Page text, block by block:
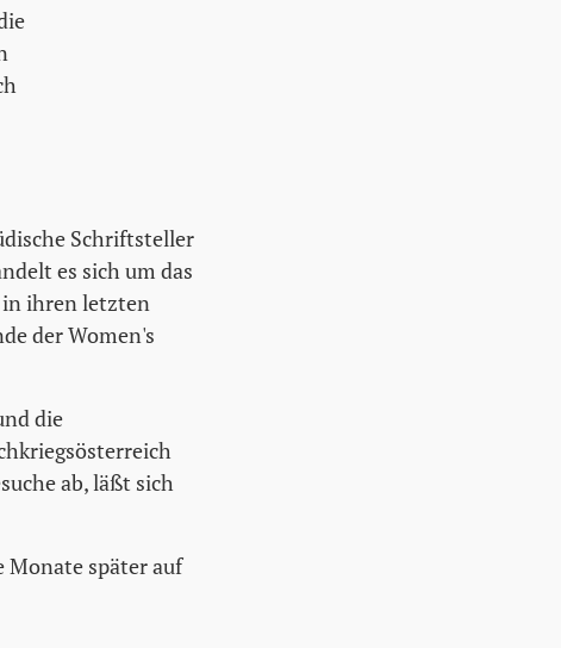
Schriftsteller
es sich um das
in ihren letzten
der Women's
die
ab, läßt sich
Monate später auf